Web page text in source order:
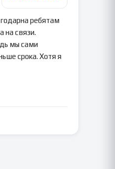
ребятам
на связи.
мы сами
срока. Хотя я